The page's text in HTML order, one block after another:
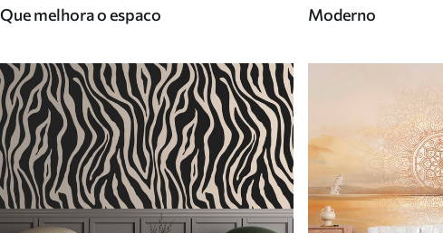
Que melhora o espaco Moderno